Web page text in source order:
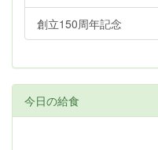
創立150周年記念
今日の給食